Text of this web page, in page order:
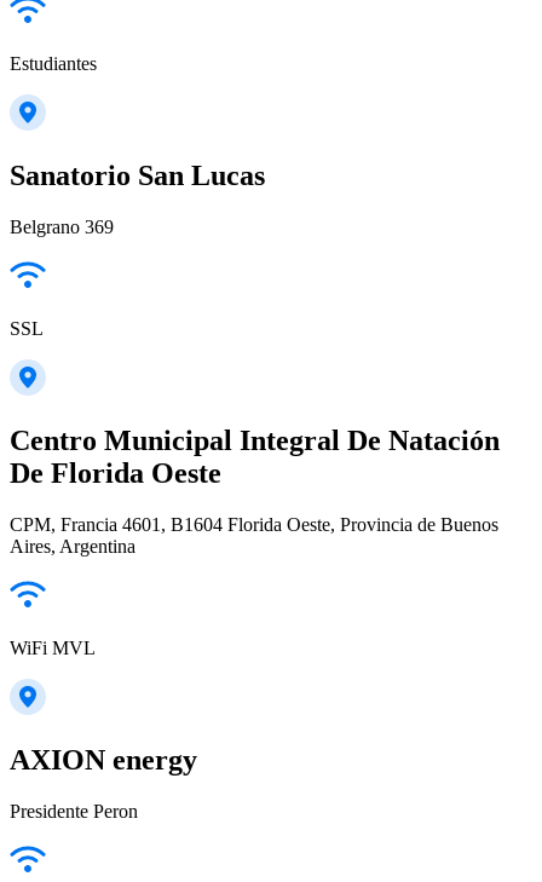
Estudiantes
Sanatorio San Lucas
Belgrano 369
SSL
Centro Municipal Integral De Natación
De Florida Oeste
CPM, Francia 4601, B1604 Florida Oeste, Provincia de Buenos
Aires, Argentina
WiFi MVL
AXION energy
Presidente Peron